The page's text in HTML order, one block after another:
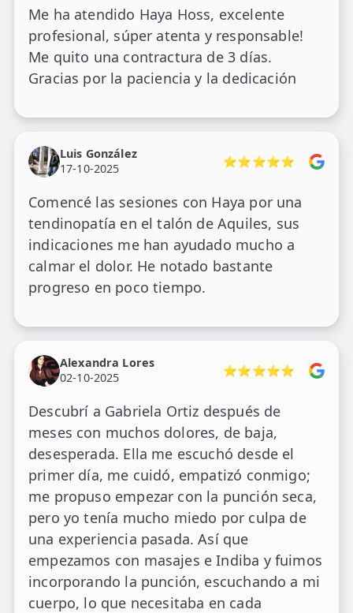
¡Excepcional!
Me ha atendido Haya Hoss, excelente
profesional, súper atenta y responsable!
Me quito una contractura de 3 días.
Gracias por la paciencia y la dedicación
Luis González
17-10-2025
⭐⭐⭐⭐⭐
Comencé las sesiones con Haya por una
tendinopatía en el talón de Aquiles, sus
indicaciones me han ayudado mucho a
calmar el dolor. He notado bastante
progreso en poco tiempo.
Alexandra Lores
02-10-2025
⭐⭐⭐⭐⭐
Descubrí a Gabriela Ortiz después de
meses con muchos dolores, de baja,
desesperada. Ella me escuchó desde el
primer día, me cuidó, empatizó conmigo;
me propuso empezar con la punción seca,
pero yo tenía mucho miedo por culpa de
una experiencia pasada. Así que
empezamos con masajes e Indiba y fuimos
incorporando la punción, escuchando a mi
cuerpo, lo que necesitaba en cada